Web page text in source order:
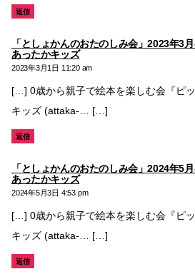
返信
「としょかんのおたのしみ会」2023年3
あったかキッズの
発
2023年3月1日 11:20 am
[…] 0歳から親子で絵本を楽しむ会『ピ
キッズ (attaka-… […]
返信
「としょかんのおたのしみ会」2024年5
あったかキッズの
発
言:
2024年5月3日 4:53 pm
[…] 0歳から親子で絵本を楽しむ会『ピ
キッズ (attaka-… […]
返信